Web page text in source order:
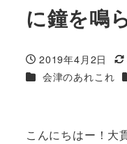
に鐘を鳴
投稿日
2019年4月2日
更
カテゴリー
会津のあれこれ
こんにちはー！大